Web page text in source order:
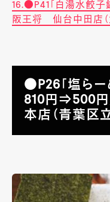
16.●P41「白湯水餃
阪王将 仙台中田店（
●P26「塩ら
810円⇒500円
本店（青葉区